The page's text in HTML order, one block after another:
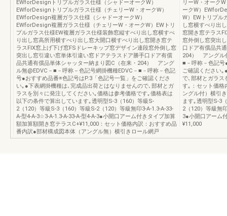
EWforDesignトリプルガラス仕様（シャドーオークW）
EWforDesignトリプルガラス仕様（チェリーW・オークW）
EWforDesign複層ガラス仕様（シャドーオークW）
EWforDesign複層ガラス仕様（チェリーW・オークW）EWトリ
プルガラス仕様EW複層ガラス仕様装飾窓縦すべり出し窓横すべ
り出し窓高所用横すべり出し窓大開口横すべり出し窓開き窓テ
ラスFIX窓上げ下げ窓FSドレーキップ窓デザイン連段窓外倒し窓
突出し窓引違い窓単体引違い窓ドアテラスドア勝手口ドア有償
品共通有償品単体シャッター納まり図C（在来・204） アング
ル無@EDVC－■－呼称－色記号網掛機種EDVC－■－呼称－色記
号●おすすめ品番※色記号はP.3「色記号一覧」をご確認くださ
い｡●下表網掛機種は､完成品出荷とはなりませんので､部材とガ
ラスを別々に発注してください｡価格は参考価格です｡価格表は
以下の条件で算出しています｡透明型S-3（160）等級S-
2（120）等級S-3（160）等級S-2（120）等級無印3-A-1.3-A-33-
A-型4-A-3☆3-A-1.3-A-33-A-型4-A-3●小開口アーム付きタイプ加算
額加算額開き窓テラスC+¥11,000：セット価格内訳：おすすめ品
番内訳●部材構成図本体（アングル無）横引きロール網戸
リーW・オーク
ークW）
W）EWトリプル
し窓横すべり出
窓開き窓テラス
窓外倒し窓突出
口ドア有償品共
204） アングル
■－呼称－色記号
ご確認ください｡
で､部材とガラス
す｡：セット価格
ングル付）横引
ます｡透明型S-3
2（120）等級無
3●小開口アーム
¥11,000